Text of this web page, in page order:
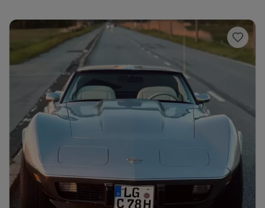
Porsche Ferrari
McLaren Ford Jaguar
Dodge
Wann
Zeitraum wählen